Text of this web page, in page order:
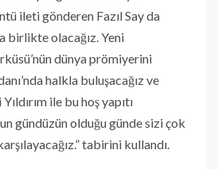
ileti gönderen Fazıl Say da
birlikte olacağız. Yeni
dünya prömiyerini
halkla buluşacağız ve
ile bu hoş yapıtı
gündüzün olduğu günde sizi çok
tabirini kullandı.